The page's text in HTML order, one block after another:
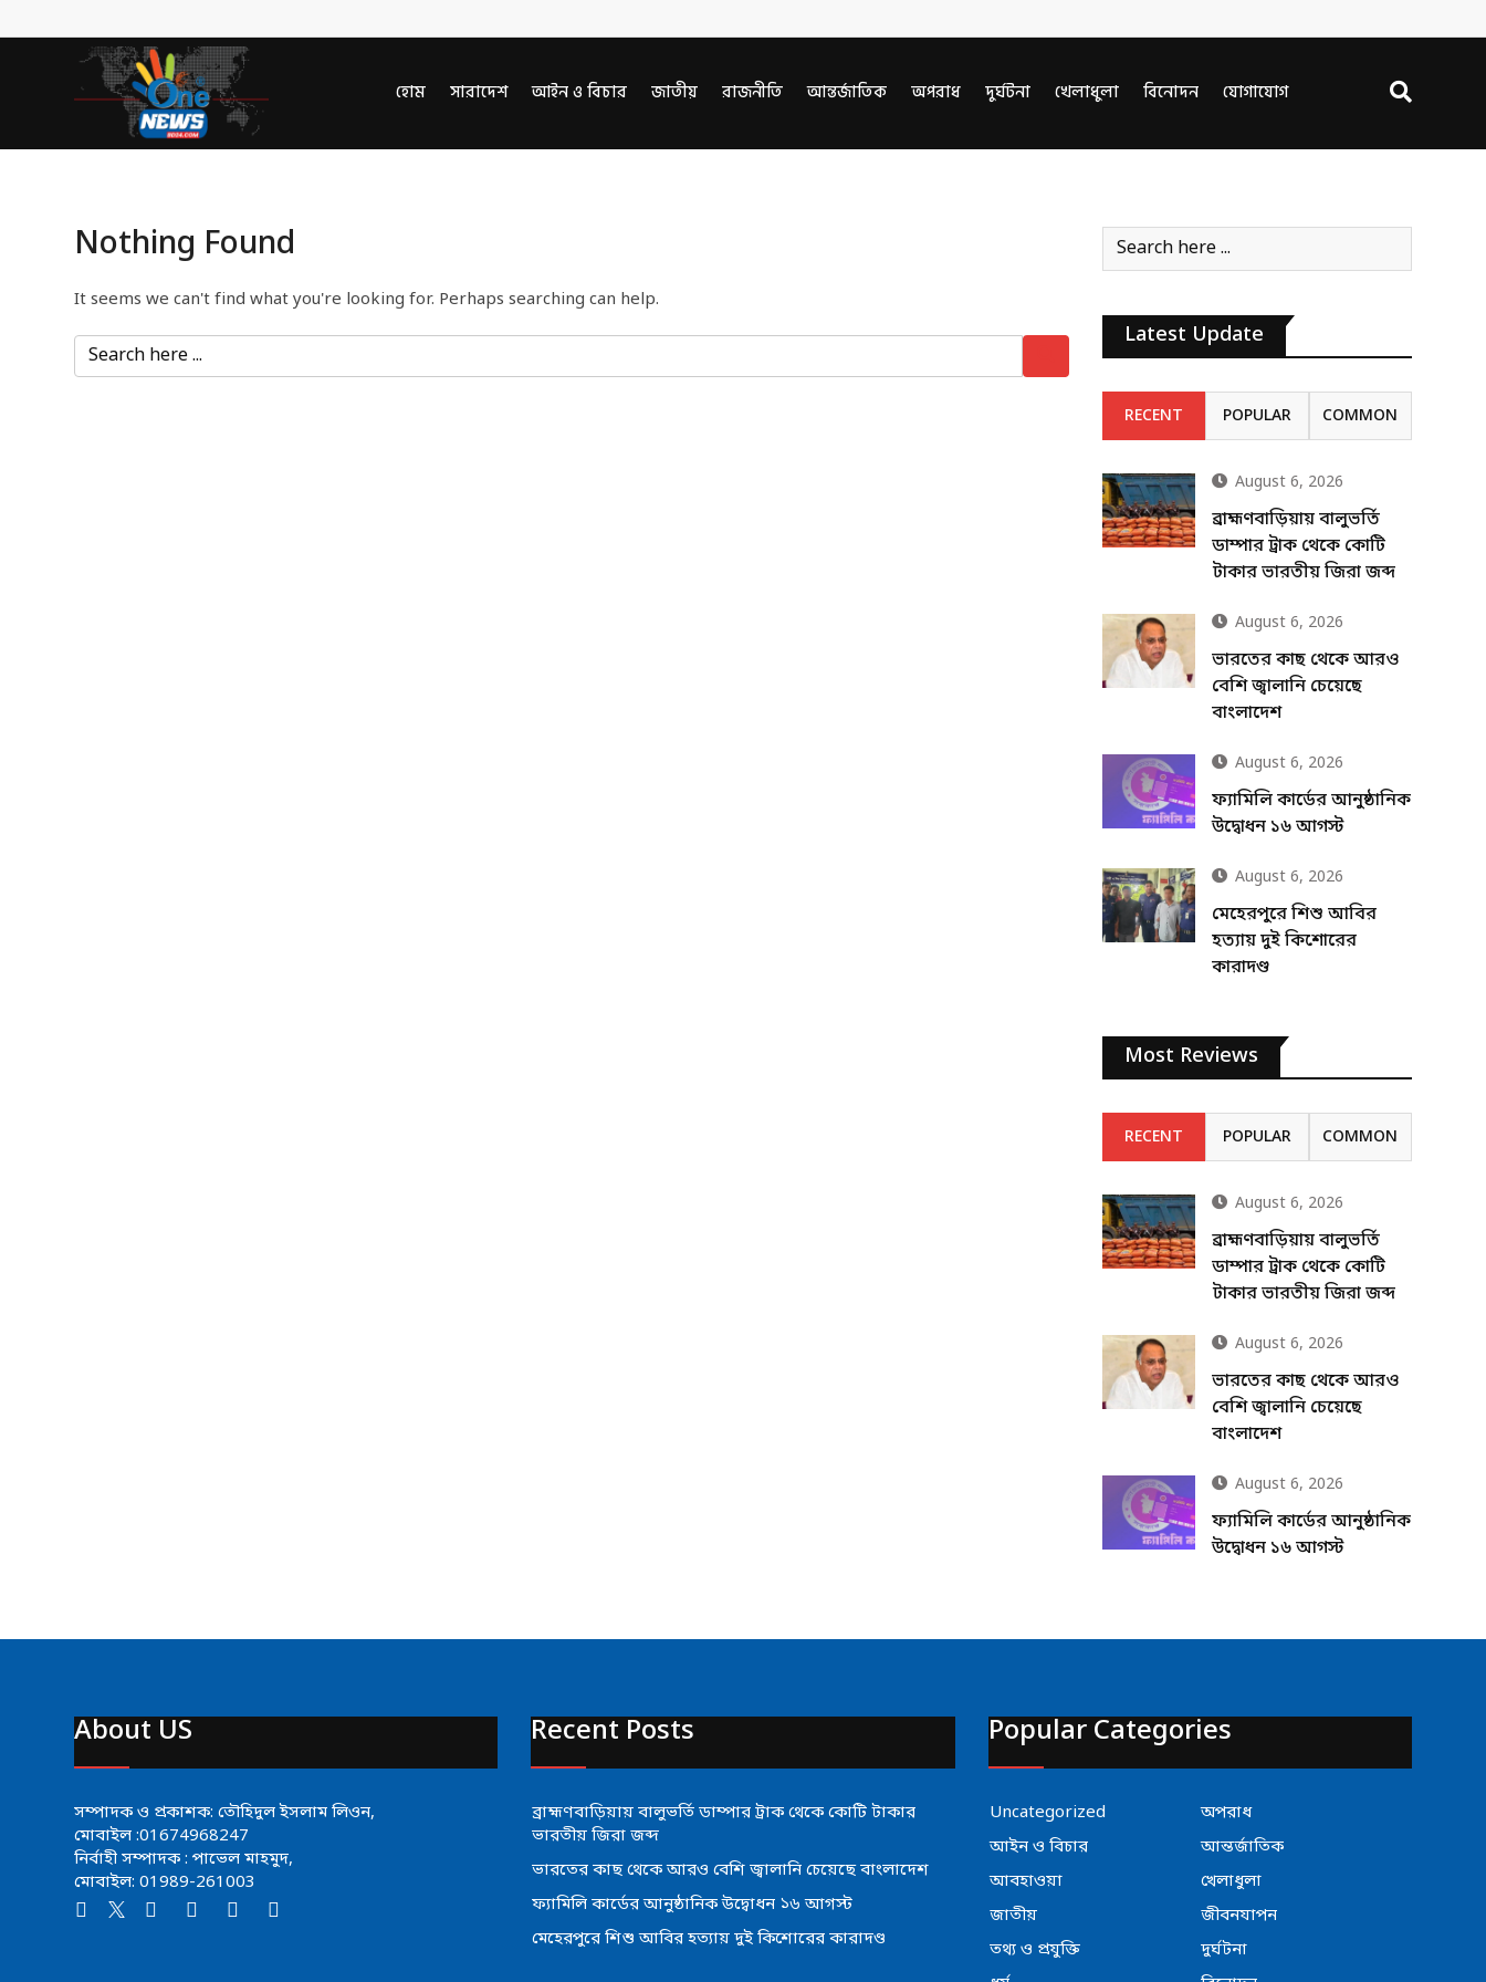
হোম সারাদেশ আইন ও বিচার জাতীয় রাজনীতি আন্তর্জাতিক অপরাধ দুর্ঘটনা খেলাধুলা বিনোদন যোগাযোগ
Nothing Found
It seems we can't find what you're looking for. Perhaps searching can help.
Latest Update
RECENT POPULAR COMMON
August 6, 2026
ব্রাহ্মণবাড়িয়ায় বালুভর্তি
ডাম্পার ট্রাক থেকে কোটি
টাকার ভারতীয় জিরা জব্দ
August 6, 2026
ভারতের কাছ থেকে আরও
বেশি জ্বালানি চেয়েছে
বাংলাদেশ
August 6, 2026
ফ্যামিলি কার্ডের আনুষ্ঠানিক
উদ্বোধন ১৬ আগস্ট
August 6, 2026
মেহেরপুরে শিশু আবির
হত্যায় দুই কিশোরের
কারাদণ্ড
Most Reviews
RECENT POPULAR COMMON
August 6, 2026
ব্রাহ্মণবাড়িয়ায় বালুভর্তি
ডাম্পার ট্রাক থেকে কোটি
টাকার ভারতীয় জিরা জব্দ
August 6, 2026
ভারতের কাছ থেকে আরও
বেশি জ্বালানি চেয়েছে
বাংলাদেশ
August 6, 2026
ফ্যামিলি কার্ডের আনুষ্ঠানিক
উদ্বোধন ১৬ আগস্ট
About US
সম্পাদক ও প্রকাশক: তৌহিদুল ইসলাম লিওন,
মোবাইল :01674968247
নির্বাহী সম্পাদক : পাভেল মাহমুদ,
মোবাইল: 01989-261003
Recent Posts
ব্রাহ্মণবাড়িয়ায় বালুভর্তি ডাম্পার ট্রাক থেকে কোটি টাকার
ভারতীয় জিরা জব্দ
ভারতের কাছ থেকে আরও বেশি জ্বালানি চেয়েছে বাংলাদেশ
ফ্যামিলি কার্ডের আনুষ্ঠানিক উদ্বোধন ১৬ আগস্ট
মেহেরপুরে শিশু আবির হত্যায় দুই কিশোরের কারাদণ্ড
Popular Categories
Uncategorized
অপরাধ
আইন ও বিচার
আন্তর্জাতিক
আবহাওয়া
খেলাধুলা
জাতীয়
জীবনযাপন
তথ্য ও প্রযুক্তি
দুর্ঘটনা